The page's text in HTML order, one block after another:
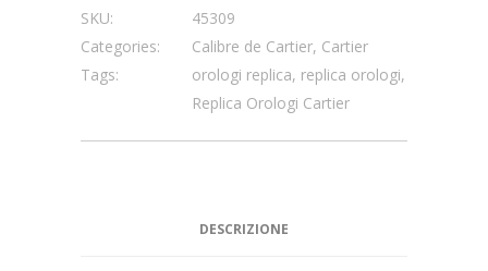
SKU:
45309
Categories:
Calibre de Cartier, Cartier
Tags:
orologi replica, replica orologi,
Replica Orologi Cartier
DESCRIZIONE